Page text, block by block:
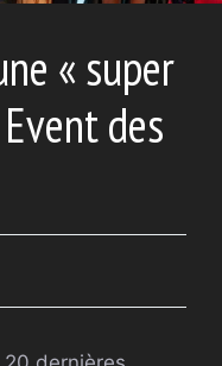
« super
des